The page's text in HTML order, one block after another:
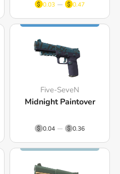
0.03
0.47
Five-SeveN
Midnight Paintover
0.04 0.36